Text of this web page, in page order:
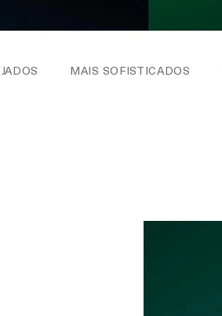
MAIS SOFISTICADOS